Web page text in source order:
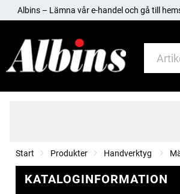
Albins – Lämna vår e-handel och gå till
Start Produkter Handverktyg
KATALOGINFORMATION